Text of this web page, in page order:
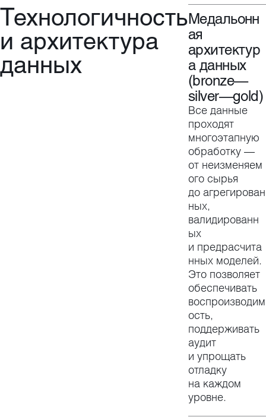
Технологичность
и архитектура
данных
Медальонн
ая
архитектур
а данных
(bronze—
silver—gold)
Все данные
проходят
многоэтапную
обработку —
от неизменяем
ого сырья
до агрегирован
ных,
валидированн
ых
и предрасчита
нных моделей.
Это позволяет
обеспечивать
воспроизводим
ость,
поддерживать
аудит
и упрощать
отладку
на каждом
уровне.